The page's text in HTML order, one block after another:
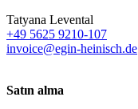
Tatyana Levental
+49 5625 9210-107
invoice@egin-heinisch.de
Satın alma